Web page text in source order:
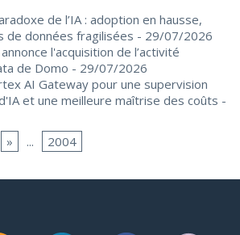
de l’IA : adoption en hausse,
de données fragilisées - 29/07/2026
l'acquisition de l’activité
de Domo - 29/07/2026
AI Gateway pour une supervision
et une meilleure maîtrise des coûts -
» ... 2004